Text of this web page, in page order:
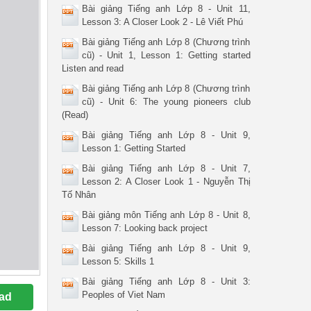
Bài giảng Tiếng anh Lớp 8 - Unit 11,
Lesson 3: A Closer Look 2 - Lê Viết Phú
Bài giảng Tiếng anh Lớp 8 (Chương trình
cũ) - Unit 1, Lesson 1: Getting started
Listen and read
Bài giảng Tiếng anh Lớp 8 (Chương trình
cũ) - Unit 6: The young pioneers club
(Read)
Bài giảng Tiếng anh Lớp 8 - Unit 9,
Lesson 1: Getting Started
Bài giảng Tiếng anh Lớp 8 - Unit 7,
Lesson 2: A Closer Look 1 - Nguyễn Thị
Tố Nhân
Bài giảng môn Tiếng anh Lớp 8 - Unit 8,
Lesson 7: Looking back project
Bài giảng Tiếng anh Lớp 8 - Unit 9,
Lesson 5: Skills 1
Bài giảng Tiếng anh Lớp 8 - Unit 3:
Peoples of Viet Nam